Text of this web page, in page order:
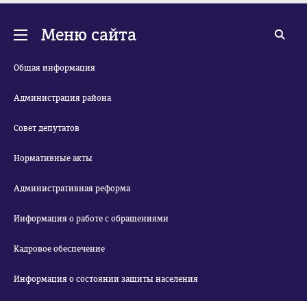
Меню сайта
Общая информация
Администрация района
Совет депутатов
Нормативные акты
Административная реформа
Информация о работе с обращениями
Кадровое обеспечение
Информация о состоянии защиты населения